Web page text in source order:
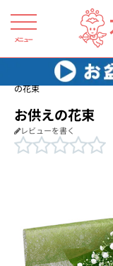
メニュー
花キューピット 通夜
の花束
お供えの花束
レビューを書く